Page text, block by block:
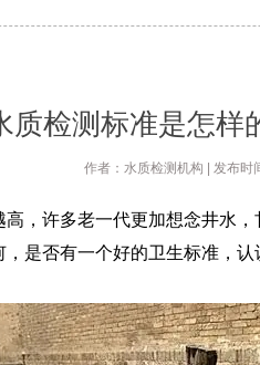
质检测标准是怎样
作者：水质检测机构 | 发布
，许多老一代更加想念井水
是否有一个好的卫生标准，